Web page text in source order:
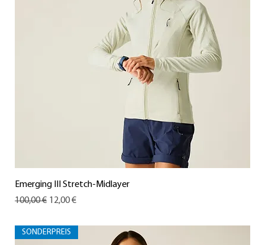
Emerging III Stretch-Midlayer
Standardpreis
100,00 € Sale-Preis
12,00 €
SONDERPREIS